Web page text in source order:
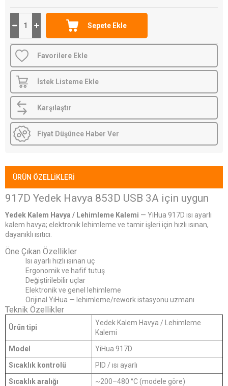
Favorilere Ekle
İstek Listeme Ekle
Karşılaştır
Fiyat Düşünce Haber Ver
ÜRÜN ÖZELLIKLERI
917D Yedek Havya 853D USB 3A için uygun
Yedek Kalem Havya / Lehimleme Kalemi — YiHua 917D ısı ayarlı
kalem havya; elektronik lehimleme ve tamir işleri için hızlı ısınan,
dayanıklı ısıtıcı.
Öne Çıkan Özellikler
Isı ayarlı hızlı ısınan uç
Ergonomik ve hafif tutuş
Değiştirilebilir uçlar
Elektronik ve genel lehimleme
Orijinal YiHua — lehimleme/rework istasyonu uzmanı
Teknik Özellikler
Ürün tipi
Yedek Kalem Havya / Lehimleme
Kalemi
Model
YiHua 917D
Sıcaklık kontrolü
PID / ısı ayarlı
Sıcaklık aralığı
~200–480 °C (modele göre)